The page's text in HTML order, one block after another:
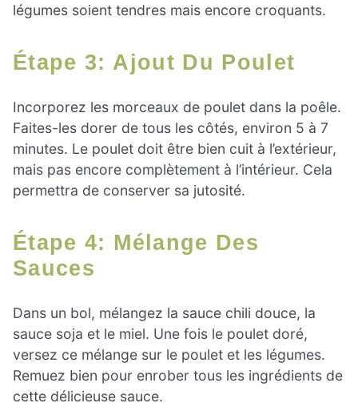
légumes soient tendres mais encore croquants.
Étape 3: Ajout Du Poulet
Incorporez les morceaux de poulet dans la poêle.
Faites-les dorer de tous les côtés, environ 5 à 7
minutes. Le poulet doit être bien cuit à l’extérieur,
mais pas encore complètement à l’intérieur. Cela
permettra de conserver sa jutosité.
Étape 4: Mélange Des
Sauces
Dans un bol, mélangez la sauce chili douce, la
sauce soja et le miel. Une fois le poulet doré,
versez ce mélange sur le poulet et les légumes.
Remuez bien pour enrober tous les ingrédients de
cette délicieuse sauce.